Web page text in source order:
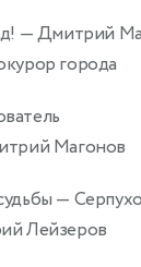
— Дмитрий
города
Магонов
—
Лейзеров